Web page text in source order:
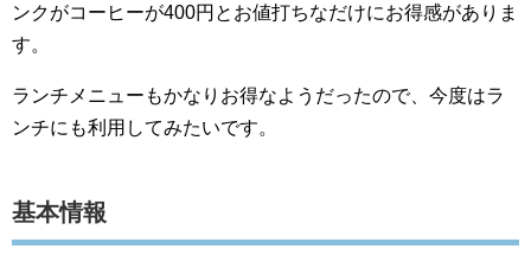
ンクがコーヒーが400円とお値打ちなだけにお得感がありま
す。
ランチメニューもかなりお得なようだったので、今度はラ
ンチにも利用してみたいです。
基本情報